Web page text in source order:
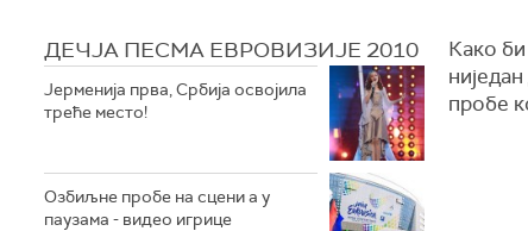
ДЕЧЈА ПЕСМА ЕВРОВИЗИЈЕ 2010
Јерменија прва, Србија освојила
треће место!
Озбиљне пробе на сцени а у
паузама - видео игрице
Како
пробе